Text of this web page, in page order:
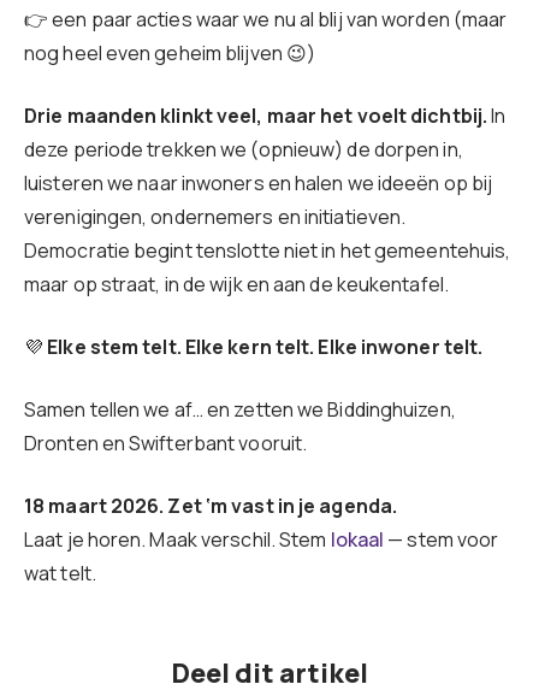
👉 een paar acties waar we nu al blij van worden (maar
nog heel even geheim blijven 😉)
Drie maanden klinkt veel, maar het voelt dichtbij.In
deze periode trekken we (opnieuw) de dorpen in,
luisteren we naar inwoners en halen we ideeën op bij
verenigingen, ondernemers en initiatieven.
Democratie begint tenslotte niet in het gemeentehuis,
maar op straat, in de wijk en aan de keukentafel.
💜 Elke stem telt. Elke kern telt. Elke inwoner telt.
Samen tellen we af… en zetten we Biddinghuizen,
Dronten en Swifterbant vooruit.
18 maart 2026. Zet ‘m vast in je agenda.
Laat je horen. Maak verschil. Stem lokaal — stem voor
wat telt.
Deel dit artikel